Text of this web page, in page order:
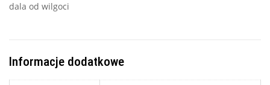
dala od wilgoci
Informacje dodatkowe